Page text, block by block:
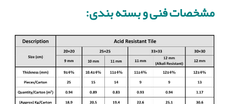
مشخصات فنی و بسته بندی: